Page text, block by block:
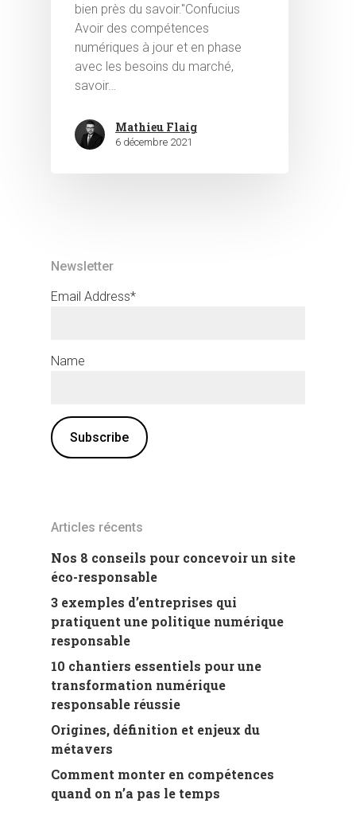
bien près du savoir."Confucius
Avoir des compétences
numériques à jour et en phase
avec les besoins du marché,
savoir…
Mathieu Flaig
6 décembre 2021
Newsletter
Email Address*
Name
Articles récents
Nos 8 conseils pour concevoir un site
éco-responsable
3 exemples d’entreprises qui
pratiquent une politique numérique
responsable
10 chantiers essentiels pour une
transformation numérique
responsable réussie
Origines, définition et enjeux du
métavers
Comment monter en compétences
quand on n’a pas le temps